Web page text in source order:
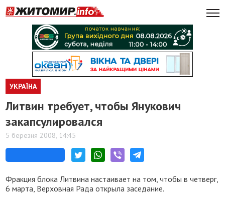
УКРАЇНА
Литвин требует, чтобы Янукович
закапсулировался
5 березня 2008, 14:45
Фракция блока Литвина настаивает на том, чтобы в четверг,
6 марта, Верховная Рада открыла заседание.